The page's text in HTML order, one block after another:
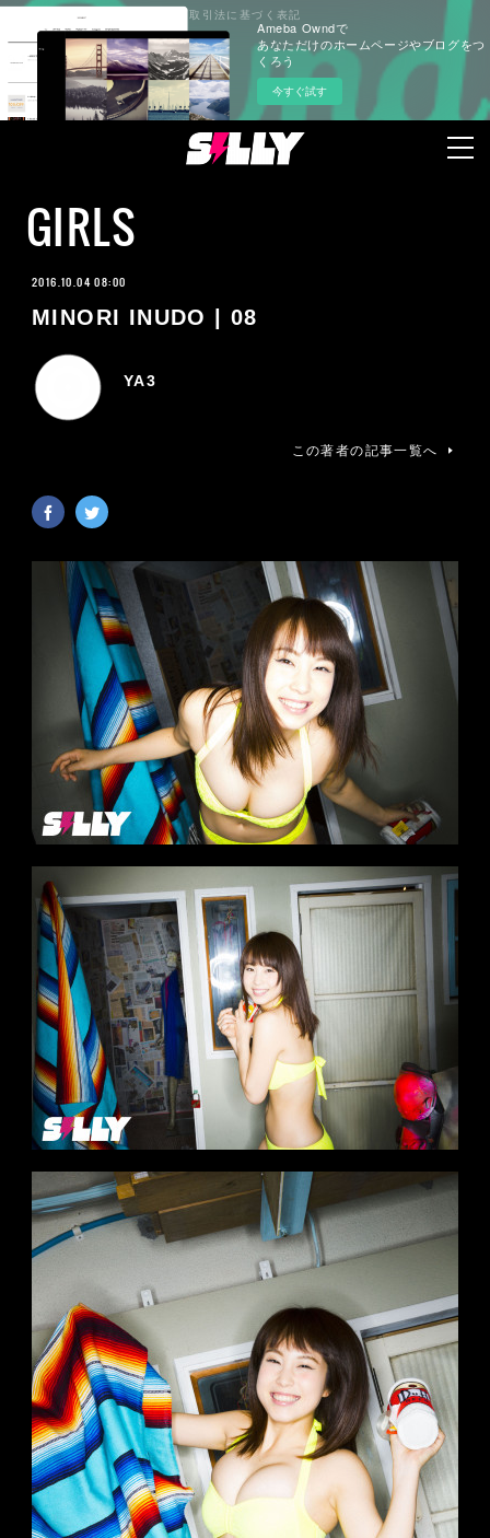
Ameba Owndで
あなただけのホームページやブログをつ
くろう
今すぐ試す
GIRLS
2016.10.04 08:00
MINORI INUDO | 08
YA3
この著者の記事一覧へ
プライバシーポリシー 特定商取引法に基づく表記